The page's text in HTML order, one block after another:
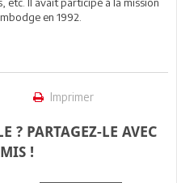
en 1992.
Imprimer
? PARTAGEZ-LE AVEC
!